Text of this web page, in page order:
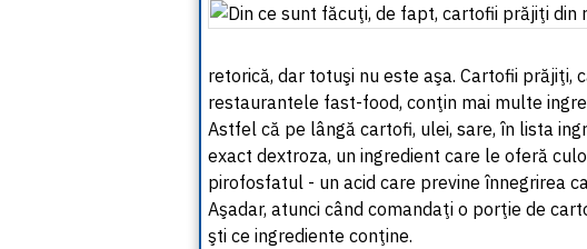
1
1
1
1
1
retorică, dar totuşi nu este aşa. Cartofii prăjiţi,
restaurantele fast-food, conţin mai multe
Astfel că pe lângă cartofi, ulei, sare, în lista
exact dextroza, un ingredient care le oferă
pirofosfatul - un acid care previne înnegrirea
Aşadar, atunci când comandaţi o porţie de
şti ce ingrediente conţine.